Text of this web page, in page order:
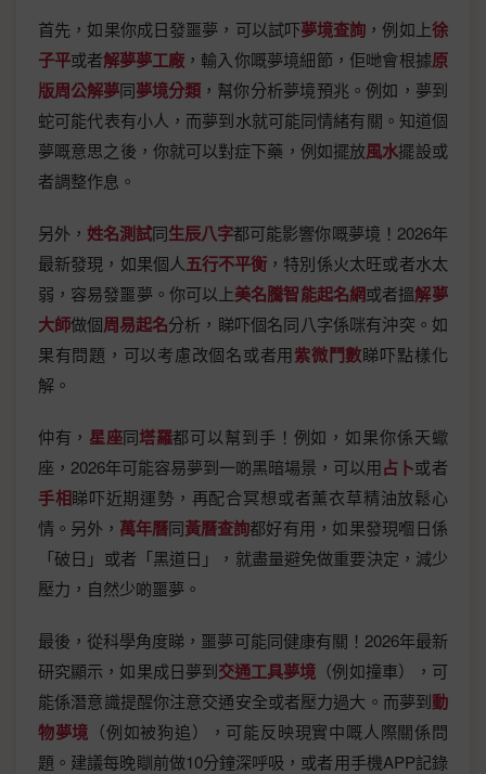
首先，如果你成日發噩夢，可以試吓夢境查詢 ，例如上徐
子平或者解夢夢工廠 ，輸入你嘅夢境細節，佢哋會根據原
版周公解夢同夢境分類 ，幫你分析夢境預兆。例如，夢到
蛇可能代表有小人，而夢到水就可能同情緒有關。知道個
夢嘅意思之後，你就可以對症下藥，例如擺放風水擺設或
者調整作息。
另外， 姓名測試同生辰八字都可能影響你嘅夢境！2026年
最新發現，如果個人五行不平衡 ，特別係火太旺或者水太
弱，容易發噩夢。你可以上美名騰智能起名網或者搵解夢
大師做個周易起名分析，睇吓個名同八字係咪有沖突。如
果有問題，可以考慮改個名或者用紫微鬥數睇吓點樣化
解。
仲有， 星座同塔羅都可以幫到手！例如，如果你係天蠍
座，2026年可能容易夢到一啲黑暗場景，可以用占卜或者
手相睇吓近期運勢，再配合冥想或者薰衣草精油放鬆心
情。另外， 萬年曆同黃曆查詢都好有用，如果發現嗰日係
「破日」或者「黑道日」，就盡量避免做重要決定，減少
壓力，自然少啲噩夢。
最後，從科學角度睇，噩夢可能同健康有關！2026年最新
研究顯示，如果成日夢到交通工具夢境 （例如撞車），可
能係潛意識提醒你注意交通安全或者壓力過大。而夢到動
物夢境 （例如被狗追），可能反映現實中嘅人際關係問
題。建議每晚瞓前做10分鐘深呼吸，或者用手機APP記錄